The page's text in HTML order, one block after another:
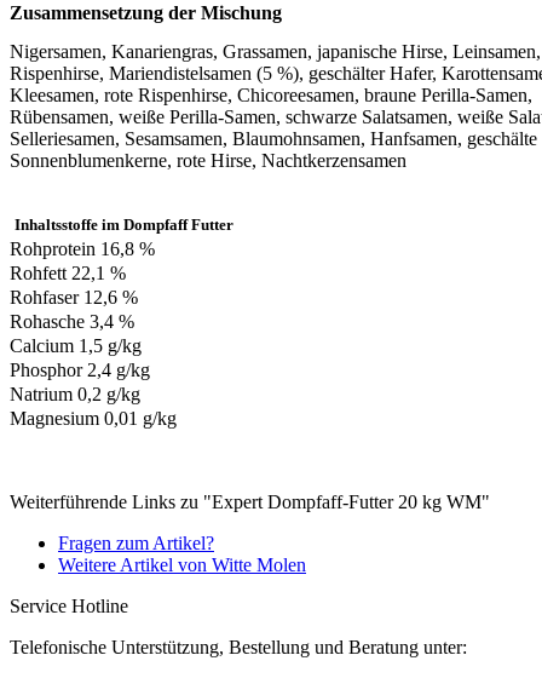
Zusammensetzung der Mischung
Nigersamen, Kanariengras, Grassamen, japanische Hirse,
Rispenhirse, Mariendistelsamen (5 %), geschälter Hafer,
Kleesamen, rote Rispenhirse, Chicoreesamen, braune Perilla-Samen,
Rübensamen, weiße Perilla-Samen, schwarze Salatsamen, weiße
Selleriesamen, Sesamsamen, Blaumohnsamen, Hanfsamen, geschälte
Sonnenblumenkerne, rote Hirse, Nachtkerzensamen
Inhaltsstoffe im Dompfaff Futter
Rohprotein 16,8 %
Rohfett 22,1 %
Rohfaser 12,6 %
Rohasche 3,4 %
Calcium 1,5 g/kg
Phosphor 2,4 g/kg
Natrium 0,2 g/kg
Magnesium 0,01 g/kg
Weiterführende Links zu "Expert Dompfaff-Futter 20 kg WM"
Fragen zum Artikel?
Weitere Artikel von Witte Molen
Service Hotline
Telefonische Unterstützung, Bestellung und Beratung unter: